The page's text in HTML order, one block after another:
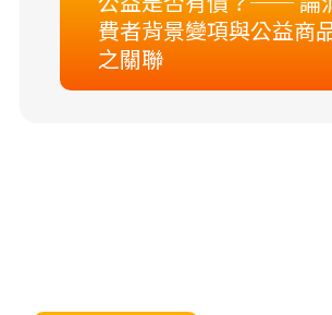
費者背景變項與公益商
之關聯